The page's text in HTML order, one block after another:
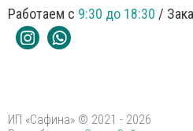
Работаем с 9:30 до 18:30 /
ИП «Сафина» © 2021 - 2026